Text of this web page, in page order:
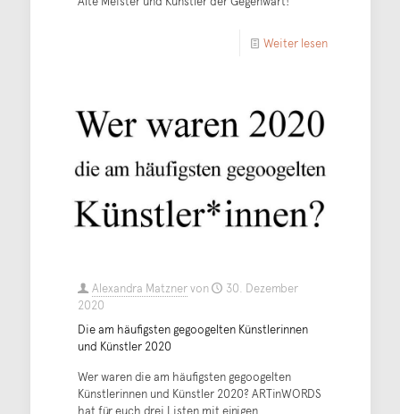
Weiter lesen
Alexandra Matznervon
30. Dezember
2020
Die am häufigsten gegoogelten Künstlerinnen
und Künstler 2020
Wer waren die am häufigsten gegoogelten
Künstlerinnen und Künstler 2020? ARTinWORDS
hat für euch drei Listen mit einigen